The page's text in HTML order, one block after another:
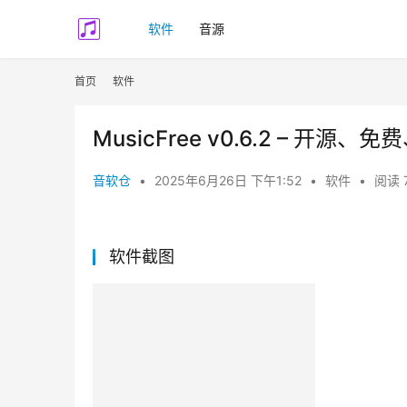
软件 音源
首页 软件
MusicFree v0.6.2 – 开源、免费
音软仓 • 2025年6月26日 下午1:52 • 软件 • 阅读
软件截图